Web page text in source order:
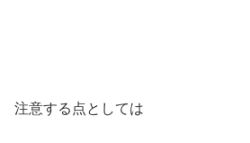
注意する点としては